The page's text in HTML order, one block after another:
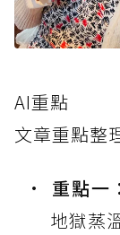
AI重點
文章重點整
重點一
地獄蒸